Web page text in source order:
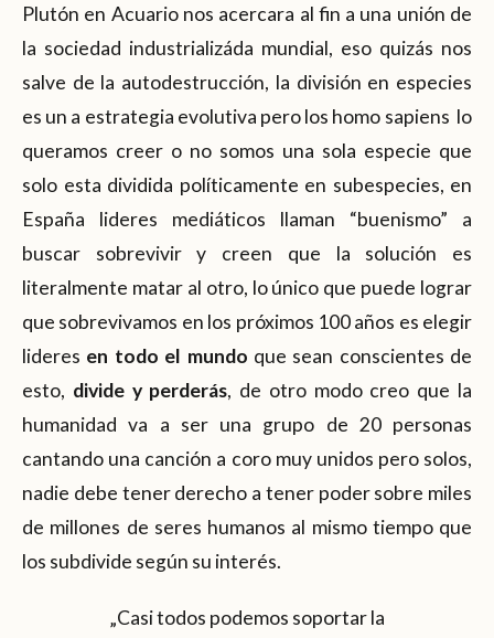
Plutón en Acuario nos acercara al fin a una unión de
la sociedad industrializáda mundial, eso quizás nos
salve de la autodestrucción, la división en especies
es un a estrategia evolutiva pero los homo sapiens lo
queramos creer o no somos una sola especie que
solo esta dividida políticamente en subespecies, en
España lideres mediáticos llaman “buenismo” a
buscar sobrevivir y creen que la solución es
literalmente matar al otro, lo único que puede lograr
que sobrevivamos en los próximos 100 años es elegir
lideres en todo el mundo que sean conscientes de
esto, divide y perderás, de otro modo creo que la
humanidad va a ser una grupo de 20 personas
cantando una canción a coro muy unidos pero solos,
nadie debe tener derecho a tener poder sobre miles
de millones de seres humanos al mismo tiempo que
los subdivide según su interés.
„Casi todos podemos soportar la